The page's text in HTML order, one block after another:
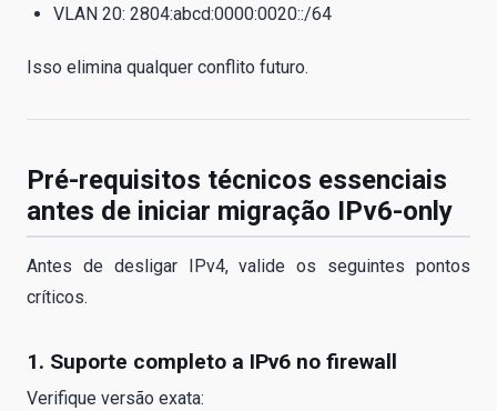
VLAN 20: 2804:abcd:0000:0020::/64
Isso elimina qualquer conflito futuro.
Pré-requisitos técnicos essenciais
antes de iniciar migração IPv6-only
Antes de desligar IPv4, valide os seguintes pontos
críticos.
1. Suporte completo a IPv6 no firewall
Verifique versão exata: